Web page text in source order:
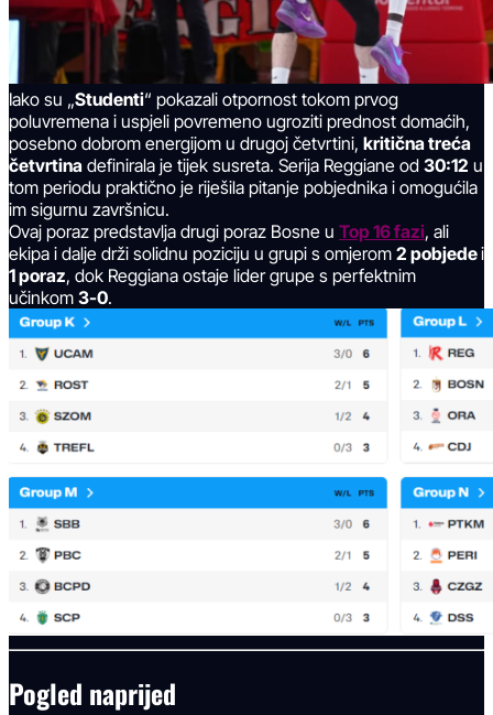
Iako su „Studenti“ pokazali otpornost tokom prvog
poluvremena i uspjeli povremeno ugroziti prednost domaćih,
posebno dobrom energijom u drugoj četvrtini, kritična treća
četvrtina definirala je tijek susreta. Serija Reggiane od 30:12 u
tom periodu praktično je riješila pitanje pobjednika i omogućila
im sigurnu završnicu.
Ovaj poraz predstavlja drugi poraz Bosne u Top 16 fazi, ali
ekipa i dalje drži solidnu poziciju u grupi s omjerom 2 pobjedei
1 poraz, dok Reggiana ostaje lider grupe s perfektnim
učinkom 3-0.
Pogled naprijed